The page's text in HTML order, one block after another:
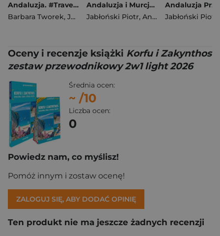
Andaluzja. #Travel&Style wyd. 2
Barbara Tworek, Jabłoński Piotr
Andaluzja i Murcja Zestaw Przewodnikowy 3w1 2025
Jabłoński Piotr, Anna Marchlik Jabłoński Piotr
Oceny i recenzje książki Korfu i Zakynthos
zestaw przewodnikowy 2w1 light 2026
Średnia ocen:
~ /10
Liczba ocen:
0
Powiedz nam, co myślisz!
Pomóż innym i zostaw ocenę!
ZALOGUJ SIĘ, ABY DODAĆ OPINIĘ
Ten produkt nie ma jeszcze żadnych recenzji